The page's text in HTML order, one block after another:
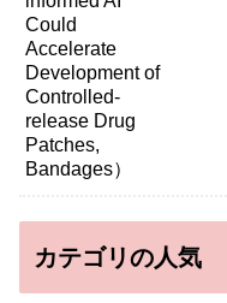
カテゴリの人気